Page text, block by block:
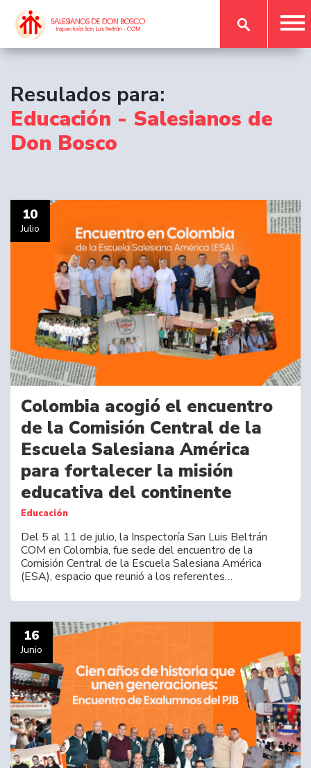
Resulados para:
Educación - Salesianos de
Don Bosco
10
Julio
Colombia acogió el encuentro
de la Comisión Central de la
Escuela Salesiana América
para fortalecer la misión
educativa del continente
Educación
Del 5 al 11 de julio, la Inspectoría San Luis Beltrán
COM en Colombia, fue sede del encuentro de la
Comisión Central de la Escuela Salesiana América
(ESA), espacio que reunió a los referentes…
16
Junio